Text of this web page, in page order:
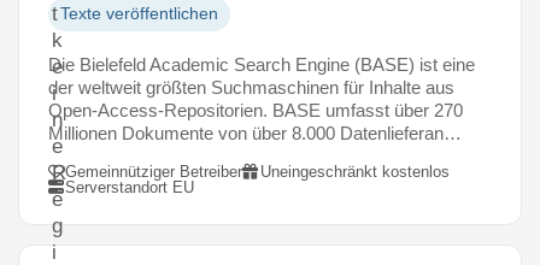
t
k
e
i
n
e
R
e
g
i
Texte veröffentlichen
Die Bielefeld Academic Search Engine (BASE) ist eine
der weltweit größten Suchmaschinen für Inhalte aus
Open-Access-Repositorien. BASE umfasst über 270
Millionen Dokumente von über 8.000 Datenlieferan…
Gemeinnütziger Betreiber
Uneingeschränkt kostenlos
Serverstandort EU